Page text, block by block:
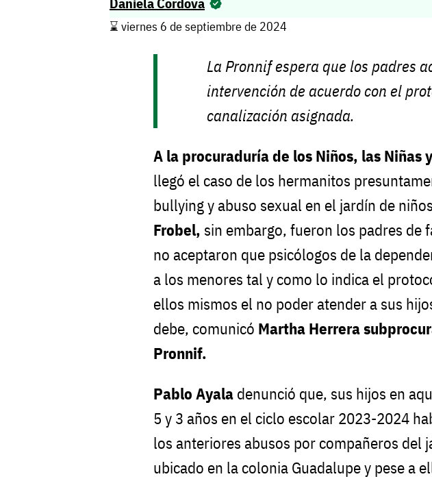
⌛️ viernes 6 de septiembre de 2024
La Pronnif espera que los padres
intervención de acuerdo con el
canalización asignada.
A la procuraduría de los Niños, las Niñas
llegó el caso de los hermanitos
bullying y abuso sexual en el jardín de niños
Frobel, sin embargo, fueron los padres de
no aceptaron que psicólogos de la
a los menores tal y como lo indica el
ellos mismos el no poder atender a sus
debe, comunicó Martha Herrera
Pronnif.
Pablo Ayala denunció que, sus hijos en
5 y 3 años en el ciclo escolar 2023-2024
los anteriores abusos por compañeros del
ubicado en la colonia Guadalupe y pese a